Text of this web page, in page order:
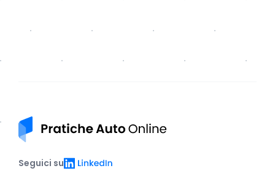
LinkedIn
Seguici su